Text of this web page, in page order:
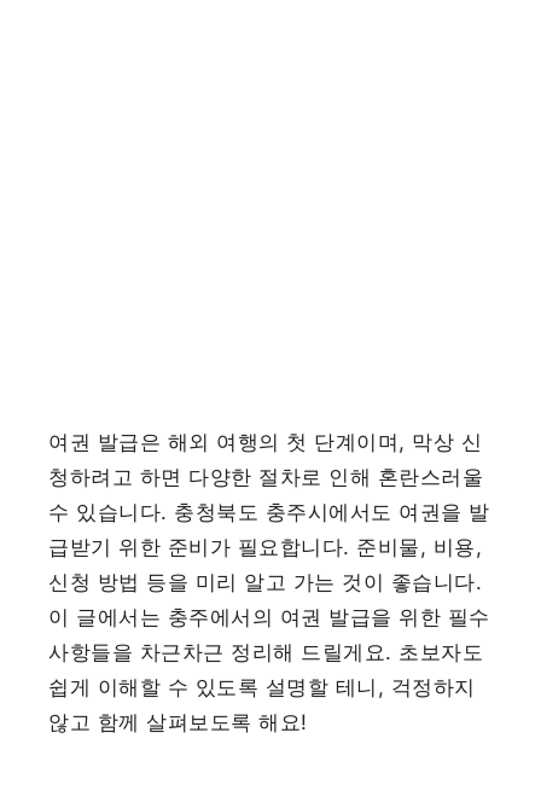
여권 발급은 해외 여행의 첫 단계이며, 막상 신
청하려고 하면 다양한 절차로 인해 혼란스러울
수 있습니다. 충청북도 충주시에서도 여권을 발
급받기 위한 준비가 필요합니다. 준비물, 비용,
신청 방법 등을 미리 알고 가는 것이 좋습니다.
이 글에서는 충주에서의 여권 발급을 위한 필수
사항들을 차근차근 정리해 드릴게요. 초보자도
쉽게 이해할 수 있도록 설명할 테니, 걱정하지
않고 함께 살펴보도록 해요!